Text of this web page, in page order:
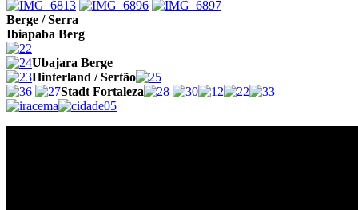
Berge / Serra
Ibiapaba Berg
Ubajara Berge
Hinterland /Sertão
Stadt Fortaleza